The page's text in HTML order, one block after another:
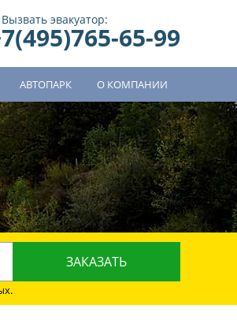
Вызвать эвакуатор:
65-99
АВТОПАРК О КОМПАНИИ